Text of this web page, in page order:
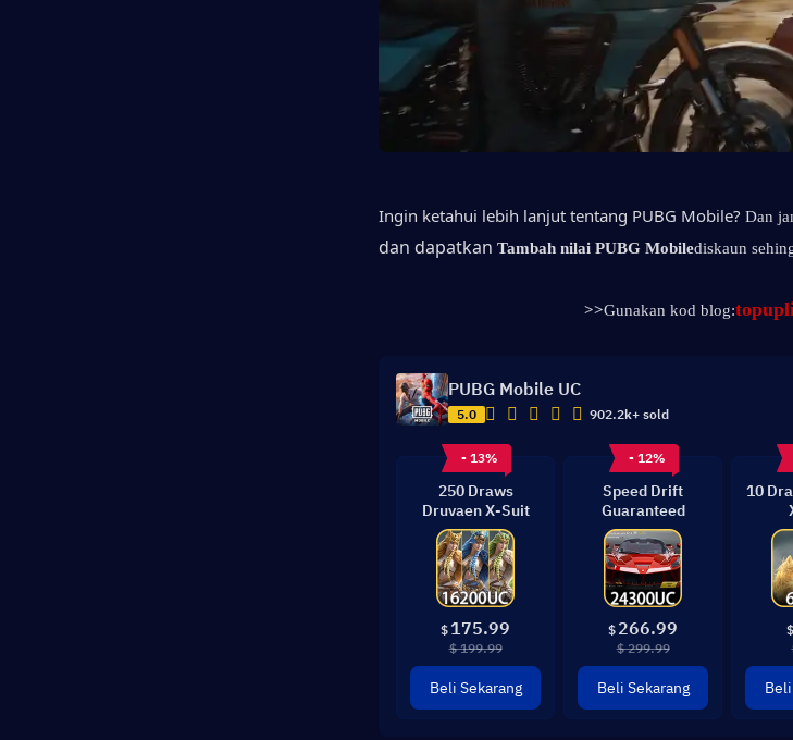
Ingin ketahui lebih lanjut tentang PUBG Mobile? Dan
dan dapatkan Tambah nilai PUBG Mobilediskaun
>>Gunakan kod blog:
PUBG Mobile UC
5.0 902.2k+ sold
- 13%
250 Draws
Druvaen X-Suit
$ 175.99
$ 199.99
Beli Sekarang
- 12%
Speed Drift
Guaranteed
$ 266.99
$ 299.99
Beli Sekarang
10
$